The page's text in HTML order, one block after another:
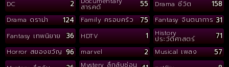
DC 2 สารคดี 55 Drama ชีวิต 158
Drama ดราม่า 124 Family ครอบครัว 75 Fantasy จินตนาการ 31
Fantasy เทพนิยาย 36 HDTV 1 History
ประวัติศาสตร์ 71
Horror สยองขวัญ 96 marvel 2 Musical เพลง 57
Mystery ลึกลับซ่อน